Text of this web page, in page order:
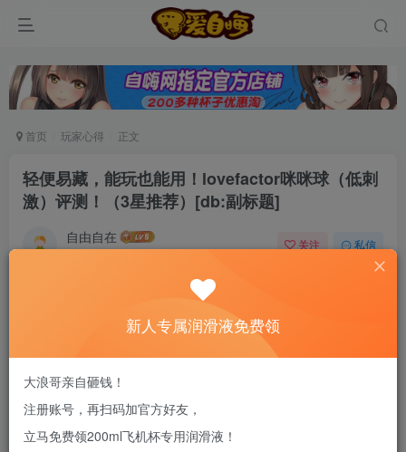
首页 玩家心得 正文
轻便易藏，能玩也能用！lovefactor咪咪球（低刺
激）评测！（3星推荐）[db:副标题]
自由自在
6个月前发布
关注 私信
新老司机速来！注册自嗨网+扫码加好友，即
送200ml润滑液→
大家好哇！我是小阿giao，今天来评测一个奇奇怪
怪的小玩意——lovefactor的咪咪球！
新人专属润滑液免费领
大浪哥亲自砸钱！
注册账号，再扫码加官方好友，
立马免费领200ml飞机杯专用润滑液！